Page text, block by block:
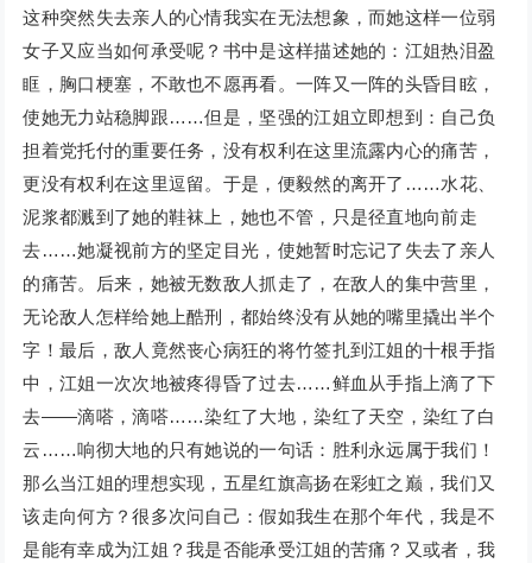
这种突然失去亲人的心情我实在无法想象，而她这样一位弱
女子又应当如何承受呢？书中是这样描述她的：江姐热泪盈
眶，胸口梗塞，不敢也不愿再看。一阵又一阵的头昏目眩，
使她无力站稳脚跟……但是，坚强的江姐立即想到：自己负
担着党托付的重要任务，没有权利在这里流露内心的痛苦，
更没有权利在这里逗留。于是，便毅然的离开了……水花、
泥浆都溅到了她的鞋袜上，她也不管，只是径直地向前走
去……她凝视前方的坚定目光，使她暂时忘记了失去了亲人
的痛苦。后来，她被无数敌人抓走了，在敌人的集中营里，
无论敌人怎样给她上酷刑，都始终没有从她的嘴里撬出半个
字！最后，敌人竟然丧心病狂的将竹签扎到江姐的十根手指
中，江姐一次次地被疼得昏了过去……鲜血从手指上滴了下
去——滴嗒，滴嗒……染红了大地，染红了天空，染红了白
云……响彻大地的只有她说的一句话：胜利永远属于我们！
那么当江姐的理想实现，五星红旗高扬在彩虹之巅，我们又
该走向何方？很多次问自己：假如我生在那个年代，我是不
是能有幸成为江姐？我是否能承受江姐的苦痛？又或者，我